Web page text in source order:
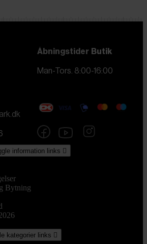
Åbningstider Butik
Man-Tors. 8:00-16:00
information links 
Bytning
kategorier links 